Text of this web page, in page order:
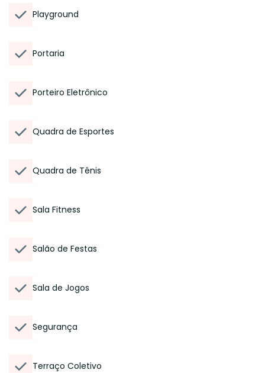
Playground
Portaria
Porteiro Eletrônico
Quadra de Esportes
Quadra de Tênis
Sala Fitness
Salão de Festas
Sala de Jogos
Segurança
Terraço Coletivo